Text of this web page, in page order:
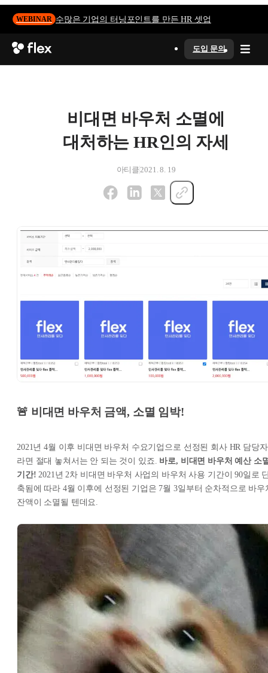
WEBINAR 수많은 기업의 터닝포인트를 만든 HR 셋업
도입 문의
비대면 바우처 소멸에
대처하는 HR인의 자세
아티클 2021. 8. 19
🚨 비대면 바우처 금액, 소멸 임박!
2021년 4월 이후 비대면 바우처 수요기업으로 선정된 회사 HR 담당자
라면 절대 놓쳐서는 안 되는 것이 있죠. 바로, 비대면 바우처 예산 소
기간! 2021년 2차 비대면 바우처 사업의 바우처 사용 기간이 90일로
축됨에 따라 4월 이후에 선정된 기업은 7월 3일부터 순차적으로 바우
잔액이 소멸될 텐데요.